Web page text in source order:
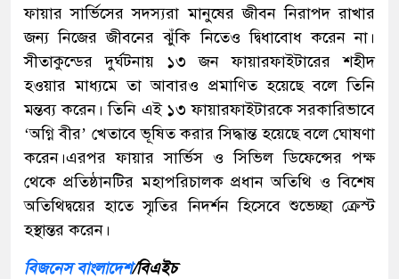
ফায়ার সার্ভিসের সদস্যরা মানুষের জীবন নিরাপদ রাখার
জন্য নিজের জীবনের ঝুঁকি নিতেও দ্বিধাবোধ করেন না।
সীতাকুন্ডের দুর্ঘটনায় ১৩ জন ফায়ারফাইটারের শহীদ
হওয়ার মাধ্যমে তা আবারও প্রমাণিত হয়েছে বলে তিনি
মন্তব্য করেন। তিনি এই ১৩ ফায়ারফাইটারকে সরকারিভাবে
‘অগ্নি বীর’ খেতাবে ভূষিত করার সিদ্ধান্ত হয়েছে বলে ঘোষণা
করেন।এরপর ফায়ার সার্ভিস ও সিভিল ডিফেন্সের পক্ষ
থেকে প্রতিষ্ঠানটির মহাপরিচালক প্রধান অতিথি ও বিশেষ
অতিথিদ্বয়ের হাতে স্মৃতির নিদর্শন হিসেবে শুভেচ্ছা ক্রেস্ট
হস্থান্তর করেন।
বিজনেস বাংলাদেশ/বিএইচ